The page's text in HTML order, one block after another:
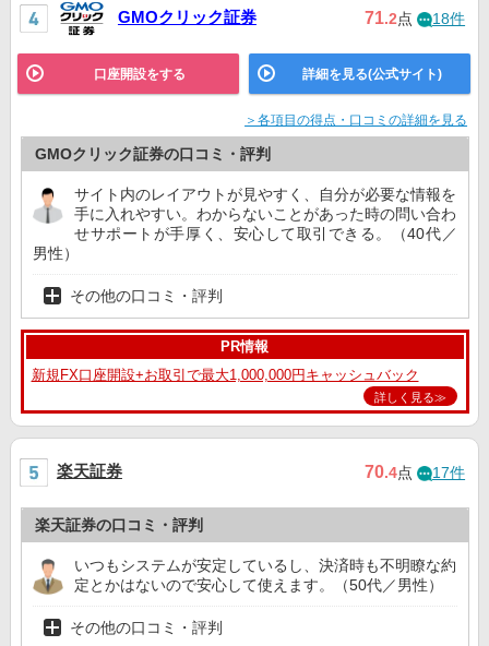
GMOクリック証券 71.2点 18件
口座開設をする 詳細を見る(公式サイト)
＞各項目の得点・口コミの詳細を見る
GMOクリック証券の口コミ・評判
サイト内のレイアウトが見やすく、自分が必要な情報を
手に入れやすい。わからないことがあった時の問い合わ
せサポートが手厚く、安心して取引できる。（40代／
男性）
その他の口コミ・評判
PR情報
新規FX口座開設+お取引で最大1,000,000円キャッシュバック
詳しく見る≫
楽天証券 70.4点 17件
楽天証券の口コミ・評判
いつもシステムが安定しているし、決済時も不明瞭な約
定とかはないので安心して使えます。（50代／男性）
その他の口コミ・評判